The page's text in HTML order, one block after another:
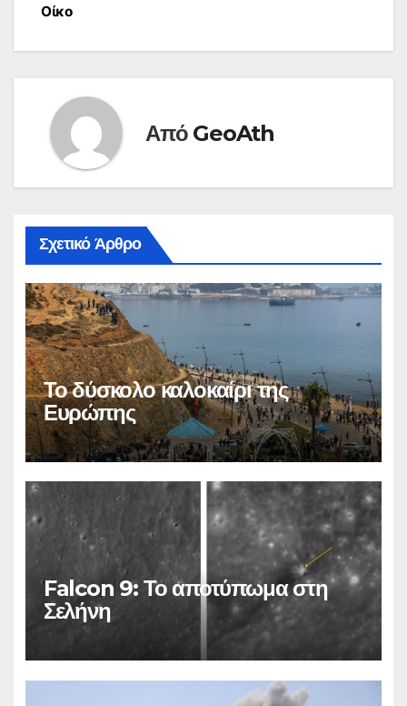
Οίκο
Από GeoAth
Σχετικό Άρθρο
Το δύσκολο καλοκαίρι της
Ευρώπης
Falcon 9: Το αποτύπωμα στη
Σελήνη